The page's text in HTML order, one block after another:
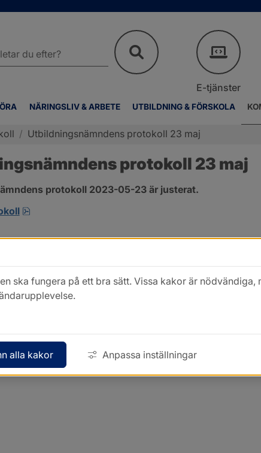
NÄRINGSLIV & ARBETE UTBILDNING & FÖRSKOLA
E-tjänster
/ Utbildningsnämndens protokoll 23 maj
protokoll 23 maj
protokoll 2023-05-23 är justerat.
pdf, 544.7 kB, öppnas i nytt fönster.
ska fungera på ett bra sätt. Vissa kakor är nödvändiga,
alla kakor Anpassa inställningar